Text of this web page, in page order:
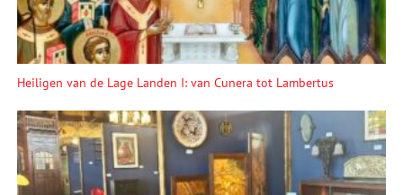
Heiligen van de Lage Landen I: van Cunera tot Lambertus